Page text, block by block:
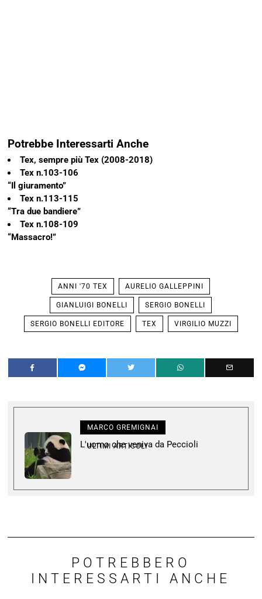
Potrebbe Interessarti Anche
Tex, sempre più Tex (2008-2018)
Tex n.103-106
“Il giuramento”
Tex n.113-115
“Tra due bandiere”
Tex n.108-109
“Massacro!”
ANNI '70 TEX AURELIO GALLEPPINI
GIANLUIGI BONELLI SERGIO BONELLI
SERGIO BONELLI EDITORE TEX VIRGILIO MUZZI
MARCO GREMIGNAI
ULTIMI ARTICOLI
L'uomo che veniva da Peccioli
POTREBBERO
INTERESSARTI ANCHE